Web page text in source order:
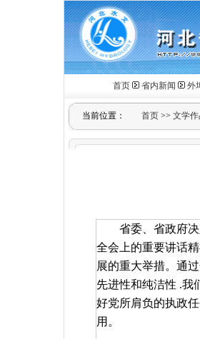
首页 省内新闻 外
当前位置： 首页 >> 文学作
省委、省政府
全会上的重要讲话
展的重大举措。通
先进性和纯洁性 .我
好党所肩负的执政
用。